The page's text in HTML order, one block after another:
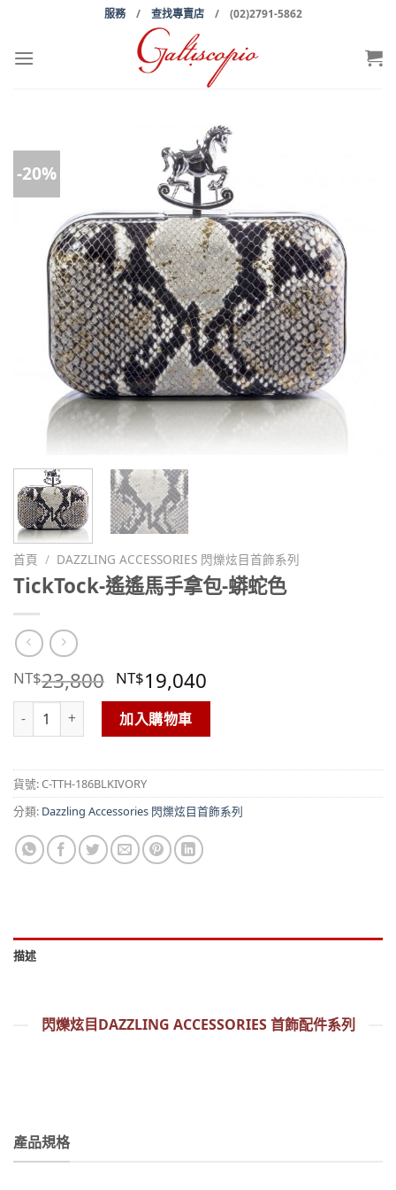
content
服務/ 查找專賣店 / (02)2791-5862
-20%
首頁 / DAZZLING ACCESSORIES 閃爍炫目首飾系列
TickTock-遙遙馬手拿包-蟒蛇色
NT$23,800 NT$19,040
TickTock-遙遙馬手拿包-蟒蛇色 數量
加入購物車
貨號:C-TTH-186BLKIVORY
分類: Dazzling Accessories 閃爍炫目首飾系列
描述
閃爍炫目DAZZLING ACCESSORIES 首飾配件系列
產品規格